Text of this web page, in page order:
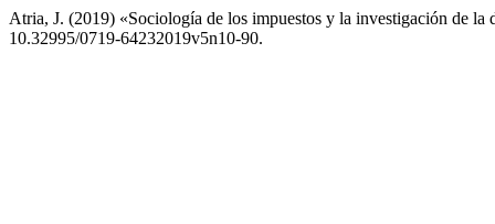
Atria, J. (2019) «Sociología de los impuestos y la investigación de la
10.32995/0719-64232019v5n10-90.